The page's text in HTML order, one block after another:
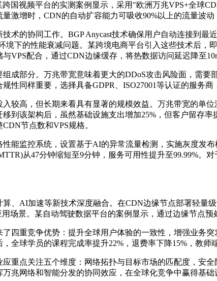
跨国视频平台的实测案例显示，采用 "欧洲万兆VPS+全球
激增时， CDN的自动扩容能力可吸收90%以上的流量波
术的协同工作。 BGP Anycast技术确保用户自动连接到最
境下的性能衰减问题。某跨境电商平台引入这些技术后，
与VPS配合，通过CDN边缘缓存，将热数据访问延迟降至
成部分。万兆带宽意味着更大的DDoS攻击风险面，需要
性同样重要，选择具备GDPR ISO27001等认证的服务商
较高，但长期来看具有显著的规模效益。万兆带宽的单
到该架构后，虽然基础设施支出增加25% ，但客户留存率
CDN节点数和VPS规格。
能监控系统，设置基于AI的异常流量检测，实施灰度发
从47分钟缩短至9分钟，服务可用性提升至99.99%。
、 AI加速等新技术深度融合。在CDN边缘节点部署轻量
场景。某自动驾驶数据平台的案例显示，通过边缘节点
四重竞争优势：提升全球用户体验的一致性，增强业务
全球学员的课程完成率提升22% ，退费率下降15% ，教师
重点关注五个维度：网络拓扑与目标市场的匹配度，安
兆网络和智能分发的协同效应，在全球化竞争中赢得基础